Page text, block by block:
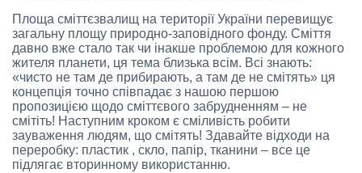
Площа сміттєзвалищ на території України перевищує
загальну площу природно-заповідного фонду. Сміття
давно вже стало так чи інакше проблемою для кожного
жителя планети, ця тема близька всім. Всі знають:
«чисто не там де прибирають, а там де не смітять» ця
концепція точно співпадає з нашою першою
пропозицією щодо сміттєвого забрудненням – не
смітіть! Наступним кроком є сміливість робити
зауваження людям, що смітять! Здавайте відходи на
переробку: пластик , скло, папір, тканини – все це
підлягає вторинному використанню.